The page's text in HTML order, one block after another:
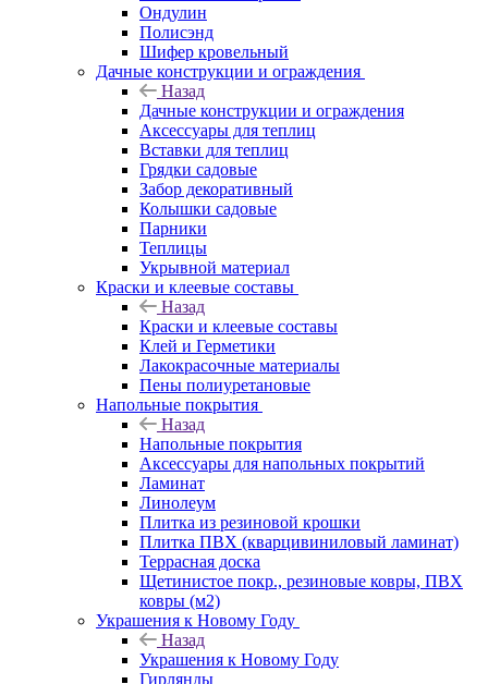
Ондулин
Полисэнд
Шифер кровельный
Дачные конструкции и ограждения
Назад
Дачные конструкции и ограждения
Аксессуары для теплиц
Вставки для теплиц
Грядки садовые
Забор декоративный
Колышки садовые
Парники
Теплицы
Укрывной материал
Краски и клеевые составы
Назад
Краски и клеевые составы
Клей и Герметики
Лакокрасочные материалы
Пены полиуретановые
Напольные покрытия
Назад
Напольные покрытия
Аксессуары для напольных покрытий
Ламинат
Линолеум
Плитка из резиновой крошки
Плитка ПВХ (кварцивиниловый ламинат)
Террасная доска
Щетинистое покр., резиновые ковры, ПВХ
ковры (м2)
Украшения к Новому Году
Назад
Украшения к Новому Году
Гирлянды